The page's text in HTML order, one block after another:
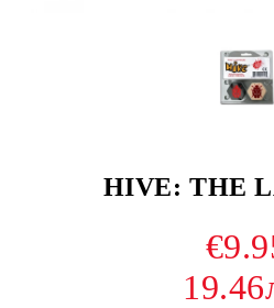
HIVE: THE